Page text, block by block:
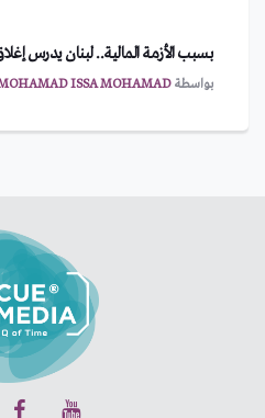
بسبب الأزمة المالية.. لبنان يدرس
بواسطةISSA MOHAMAD